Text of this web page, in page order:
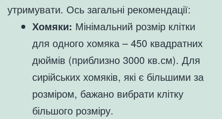
утримувати. Ось загальні рекомендації:
Хомяки: Мінімальний розмір клітки
для одного хомяка – 450 квадратних
дюймів (приблизно 3000 кв.см). Для
сирійських хомяків, які є більшими за
розміром, бажано вибрати клітку
більшого розміру.